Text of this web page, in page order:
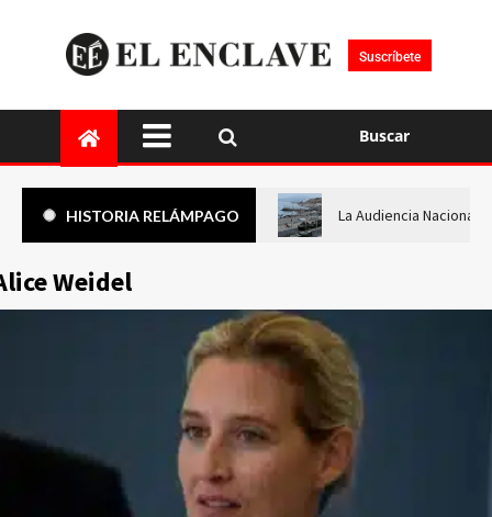
Suscríbete
Buscar
HISTORIA RELÁMPAGO La Audiencia Nacional
Weidel